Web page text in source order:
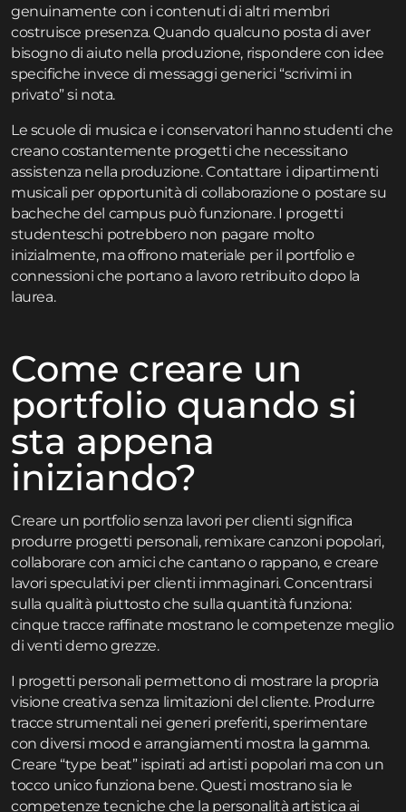
genuinamente con i contenuti di altri membri
costruisce presenza. Quando qualcuno posta di aver
bisogno di aiuto nella produzione, rispondere con idee
specifiche invece di messaggi generici “scrivimi in
privato” si nota.
Le scuole di musica e i conservatori hanno studenti che
creano costantemente progetti che necessitano
assistenza nella produzione. Contattare i dipartimenti
musicali per opportunità di collaborazione o postare su
bacheche del campus può funzionare. I progetti
studenteschi potrebbero non pagare molto
inizialmente, ma offrono materiale per il portfolio e
connessioni che portano a lavoro retribuito dopo la
laurea.
Come creare un
portfolio quando si
sta appena
iniziando?
Creare un portfolio senza lavori per clienti significa
produrre progetti personali, remixare canzoni popolari,
collaborare con amici che cantano o rappano, e creare
lavori speculativi per clienti immaginari. Concentrarsi
sulla qualità piuttosto che sulla quantità funziona:
cinque tracce raffinate mostrano le competenze meglio
di venti demo grezze.
I progetti personali permettono di mostrare la propria
visione creativa senza limitazioni del cliente. Produrre
tracce strumentali nei generi preferiti, sperimentare
con diversi mood e arrangiamenti mostra la gamma.
Creare “type beat” ispirati ad artisti popolari ma con un
tocco unico funziona bene. Questi mostrano sia le
competenze tecniche che la personalità artistica ai